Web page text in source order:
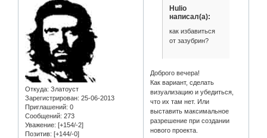
Откуда: Златоуст
Зарегистрирован: 25-06-2013
Приглашений: 0
Сообщений: 273
Уважение: [+154/-2]
Позитив: [+144/-0]
Hulio
написал(а):
как избавиться
от зазубрин?
Доброго вечера!
Как вариант, сделать
визуализацию и убедиться,
что их там нет. Или
выставить максимальное
разрешение при создании
нового проекта.